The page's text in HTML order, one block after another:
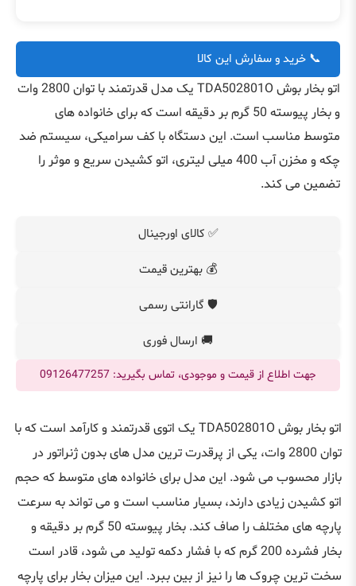
📞 خرید و سفارش این کالا
اتو بخار بوش TDA502801O یک مدل قدرتمند با توان 2800 وات
و بخار پیوسته 50 گرم بر دقیقه است که برای خانواده های
متوسط مناسب است. این دستگاه با کف سرامیکی، سیستم ضد
چکه و مخزن آب 400 میلی لیتری، اتو کشیدن سریع و موثر را
تضمین می کند.
✅ کالای اورجینال
💰 بهترین قیمت
🛡️ گارانتی رسمی
🚚 ارسال فوری
جهت اطلاع از قیمت و موجودی، تماس بگیرید: 09126477257
اتو بخار بوش TDA502801O یک اتوی قدرتمند و کارآمد است که با
توان 2800 وات، یکی از پرقدرت ترین مدل های بدون ژنراتور در
بازار محسوب می شود. این مدل برای خانواده های متوسط که حجم
اتو کشیدن زیادی دارند، بسیار مناسب است و می تواند به سرعت
پارچه های مختلف را صاف کند. بخار پیوسته 50 گرم بر دقیقه و
بخار فشرده 200 گرم که با فشار دکمه تولید می شود، قادر است
سخت ترین چروک ها را نیز از بین ببرد. این میزان بخار برای پارچه